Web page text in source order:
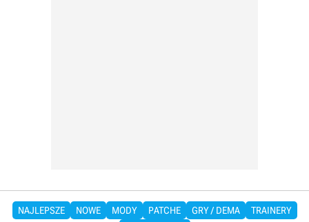
NAJLEPSZE NOWE MODY PATCHE GRY / DEMA
TRAINERY